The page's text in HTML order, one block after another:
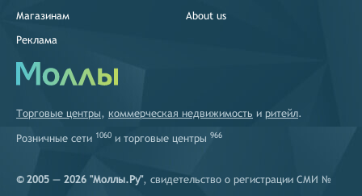
Магазинам
Реклама
About us
Торговые центры, коммерческая недвижимость и ритейл.
Розничные сети 1060 и торговые центры 966
© 2005 — 2026 "Моллы.Ру", свидетельство о регистрации СМИ №